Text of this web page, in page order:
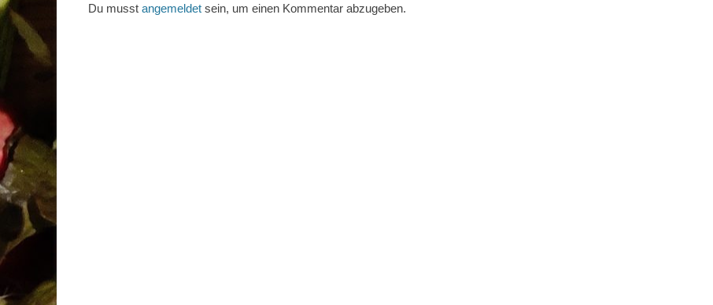
Du musst angemeldet sein, um einen Kommentar abzugeben.